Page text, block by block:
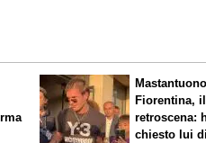
Fiorentina, il
retroscena:
chiesto lui